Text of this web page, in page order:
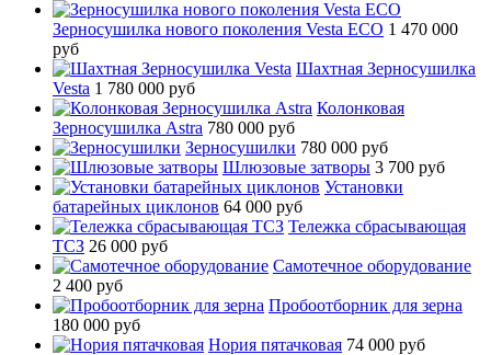
Зерносушилка нового поколения Vesta ECO 1 470 000
руб
Шахтная Зерносушилка
Vesta 1 780 000 руб
Колонковая
Зерносушилка Astra 780 000 руб
Зерносушилки 780 000 руб
Шлюзовые затворы 3 700 руб
Установки
батарейных циклонов 64 000 руб
Тележка сбрасывающая
ТСЗ 26 000 руб
Самотечное оборудование
2 400 руб
Пробоотборник для зерна
180 000 руб
Нория пятачковая 74 000 руб